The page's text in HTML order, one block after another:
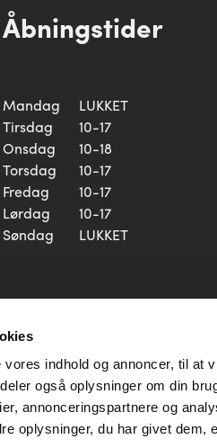
indhold og annoncer, til at
også oplysninger om din
annonceringspartnere og
oplysninger, du har givet dem,
Åbningstider
Mandag
LUKKET
Tirsdag
10-17
Onsdag
10-18
Torsdag
10-17
Fredag
10-17
Lørdag
10-17
Søndag
LUKKET